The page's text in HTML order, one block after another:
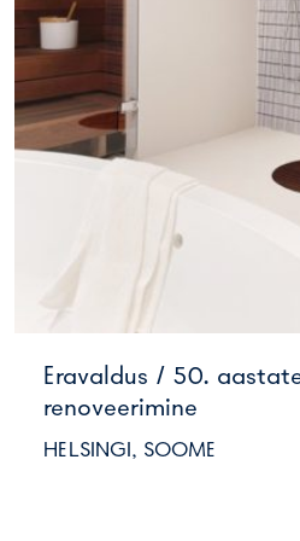
Eravaldus / 50.
renoveerimine
HELSINGI, SOOME